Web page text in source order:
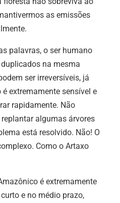
as emissões
palavras, o ser humano
na mesma
ser irreversíveis, já
extremamente sensível e
rapidamente. Não
algumas árvores
está resolvido. Não! O
Como o Artaxo
é extremamente
e no médio prazo,